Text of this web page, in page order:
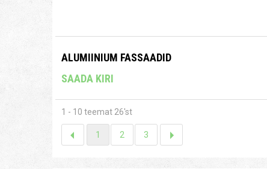
ALUMIINIUM FASSAADID
SAADA KIRI
1 - 10 teemat 26'st
1 2 3